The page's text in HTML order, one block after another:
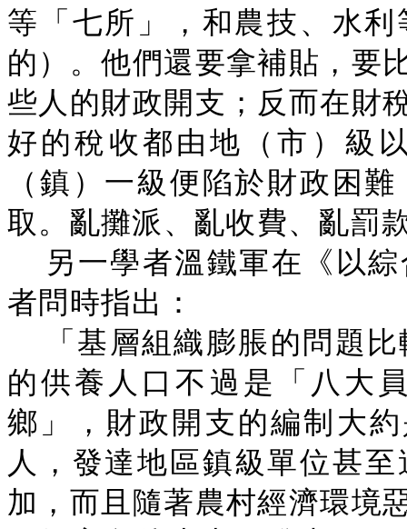
等「七所」，和農技、水
的）。他們還要拿補貼，要
些人的財政開支；反而在財
好的稅收都由地（市）級
（鎮）一級便陷於財政困
取。亂攤派、亂收費、亂罰
另一學者溫鐵軍在《以
者問時指出：
「基層組織膨脹的問題
的供養人口不過是「八大
鄉」，財政開支的編制大
人，發達地區鎮級單位甚
加，而且隨著農村經濟環境